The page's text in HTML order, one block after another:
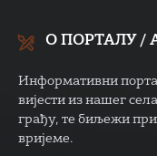
О ПОРТАЛУ /
Информативни
вијести из нашег
грађу, те биљежи
вријеме.